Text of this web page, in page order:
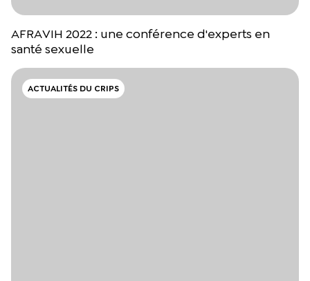
AFRAVIH 2022 : une conférence d'experts en
santé sexuelle
ACTUALITÉS DU CRIPS